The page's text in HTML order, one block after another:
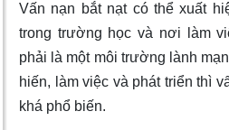
Vấn nạn bắt nạt có thể xuất
trong trường học và nơi làm
phải là một môi trường lành
hiến, làm việc và phát triển thì
khá phổ biến.